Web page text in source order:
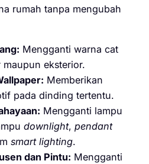
rumah tanpa mengubah
Mengganti warna cat
eksterior.
Memberikan
pada dinding tertentu.
Mengganti lampu
downlight, pendant
smart lighting.
dan Pintu: Mengganti